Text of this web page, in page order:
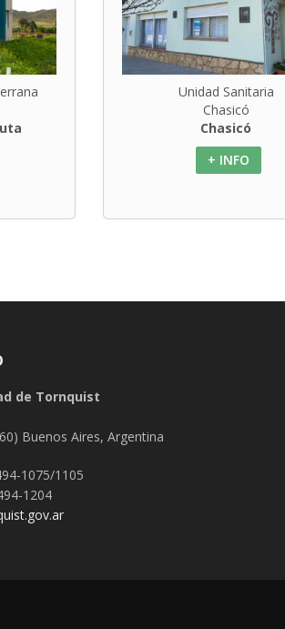
Unidad Sanitaria
Chasicó
Chasicó
+ INFO
de Tornquist
Buenos Aires, Argentina
1075/1105
1204